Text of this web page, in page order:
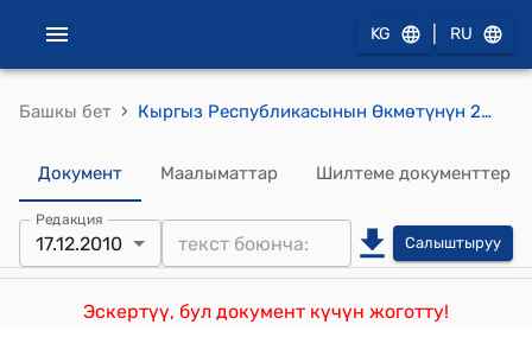
KG RU
Башкы бет › Кыргыз Республикасынын Өкмөтүнүн 2008-жылдын 5-августундагы №421 "Кыргыз Республикасынын Адабият, искусство жана архитектура тармагындагы Токтогул атындагы Мамлекеттик сыйлыктары жөнүндө" Кыргыз Республикасынын Өкмөтүнүн 2002-жылдын 23-январындагы № 39 токтомуна өзгөртүүлөрдү киргизүү тууралуу" токтому
Документ Маалыматтар Шилтеме документтер
Редакция
17.12.2010 Салыштыруу
Эскертүү, бул документ күчүн жоготту!